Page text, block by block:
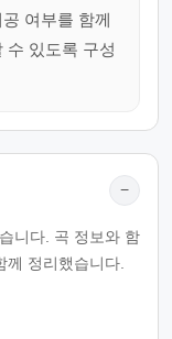
여부를 함께
수 있도록 구성
−
니다. 곡 정보와 함
정리했습니다.